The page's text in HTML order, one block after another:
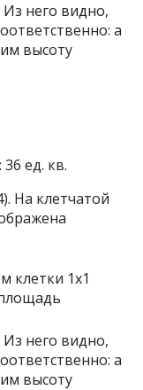
него видно,
a
высоту
ед. кв.
На клетчатой
него видно,
a
высоту